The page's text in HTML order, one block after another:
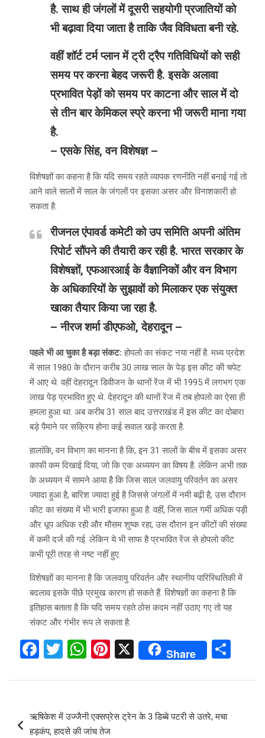
है. साथ ही जंगलों में दूसरी सहयोगी प्रजातियों को
भी बढ़ावा दिया जाता है ताकि जैव विविधता बनी रहे.
वहीं शॉर्ट टर्म प्लानमें ट्री ट्रैप गतिविधियों को सही
समय पर करना बेहद जरूरी है. इसके अलावा
प्रभावित पेड़ों को समय पर काटना और साल में दो
से तीन बार केमिकल स्प्रे करना भी जरूरी माना गया
है.
– एसके सिंह, वन विशेषज्ञ –
विशेषज्ञों का कहना है कि यदि समय रहते व्यापक रणनीति नहीं बनाई गई तो
आने वाले सालों में साल के जंगलों पर इसका असर और विनाशकारी हो
सकता है.
रीजनल एंपावर्ड कमेटी को उप समिति अपनी अंतिम
रिपोर्ट सौंपने की तैयारी कर रही है. भारत सरकार के
विशेषज्ञों, एफआरआई के वैज्ञानिकों और वन विभाग
के अधिकारियों के सुझावों को मिलाकर एक संयुक्त
खाका तैयार किया जा रहा है.
– नीरज शर्मा डीएफओ, देहरादून –
पहले भी आ चुका है बड़ा संकट: होपलो का संकट नया नहीं है. मध्य प्रदेश
में साल 1980 के दौरान करीब 30 लाख साल के पेड़ इस कीट की चपेट
में आए थे. वहीं देहरादून डिवीजन के थानों रेंज में भी 1995 में लगभग एक
लाख पेड़ प्रभावित हुए थे. देहरादून की थानों रेंज में तब होपलो का ऐसा ही
हमला हुआ था. अब करीब 31 साल बाद उत्तराखंड में इस कीट का दोबारा
बड़े पैमाने पर सक्रिय होना कई सवाल खड़े करता है.
हालांकि, वन विभाग का मानना है कि, इन 31 सालों के बीच में इसका असर
काफी कम दिखाई दिया, जो कि एक अध्ययन का विषय है. लेकिन अभी तक
के अध्ययन में सामने आया है कि जिस साल जलवायु परिवर्तन का असर
ज्यादा हुआ है, बारिश ज्यादा हुई है जिससे जंगलों में नमी बढ़ी है, उस दौरान
कीट का संख्या में भी भारी इजाफा हुआ है. वहीं, जिस साल गर्मी अधिक पड़ी
और धूप अधिक रही और मौसम शुष्क रहा, उस दौरान इन कीटों की संख्या
में कमी दर्ज की गई. लेकिन ये भी साफ है प्रभावित रेंज से होपलो कीट
कभी पूरी तरह से नष्ट नहीं हुए.
विशेषज्ञों का मानना है कि जलवायु परिवर्तन और स्थानीय पारिस्थितिकी में
बदलाव इसके पीछे प्रमुख कारण हो सकते हैं. विशेषज्ञों का कहना है कि
इतिहास बताता है कि यदि समय रहते ठोस कदम नहीं उठाए गए तो यह
संकट और गंभीर रूप ले सकता है.
F
ce
b
o
T
tt
W
at
A
Pi
er
es
t
X Share
ar
navigation
ऋषिकेश में उज्जैनी एक्सप्रेस ट्रेन के 3 डिब्बे पटरी से उतरे, मचा
हड़कंप, हादसे की जांच तेज